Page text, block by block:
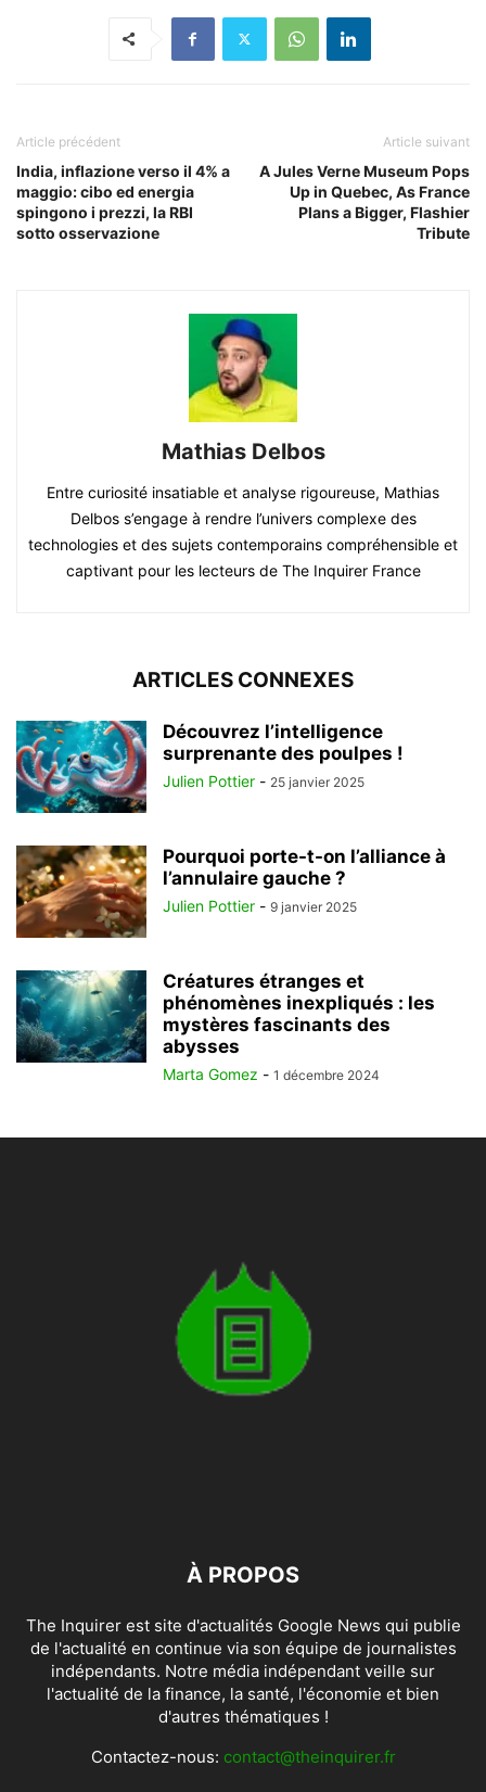
Article précédent
India, inflazione verso il 4% a
maggio: cibo ed energia
spingono i prezzi, la RBI
sotto osservazione
Article suivant
A Jules Verne Museum Pops
Up in Quebec, As France
Plans a Bigger, Flashier
Tribute
Mathias Delbos
Entre curiosité insatiable et analyse rigoureuse, Mathias
Delbos s’engage à rendre l’univers complexe des
technologies et des sujets contemporains compréhensible et
captivant pour les lecteurs de The Inquirer France
ARTICLES CONNEXES
Découvrez l’intelligence
surprenante des poulpes !
Julien Pottier - 25 janvier 2025
Pourquoi porte-t-on l’alliance à
l’annulaire gauche ?
Julien Pottier - 9 janvier 2025
Créatures étranges et
phénomènes inexpliqués : les
mystères fascinants des
abysses
Marta Gomez - 1 décembre 2024
À PROPOS
The Inquirer est site d'actualités Google News qui publie
de l'actualité en continue via son équipe de journalistes
indépendants. Notre média indépendant veille sur
l'actualité de la finance, la santé, l'économie et bien
d'autres thématiques !
Contactez-nous: contact@theinquirer.fr